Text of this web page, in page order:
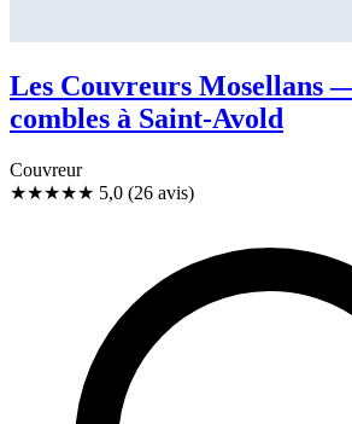
Les Couvreurs Mosellans
combles à Saint-Avold
Couvreur
★★★★★ 5,0 (26 avis)